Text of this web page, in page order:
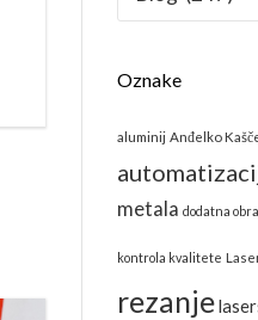
Oznake
aluminij Anđelko
metala dodatna
kontrola kvalitete
rezanje